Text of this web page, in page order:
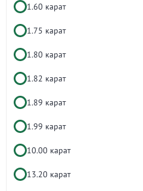
1.60 карат
1.75 карат
1.80 карат
1.82 карат
1.89 карат
1.99 карат
10.00 карат
13.20 карат